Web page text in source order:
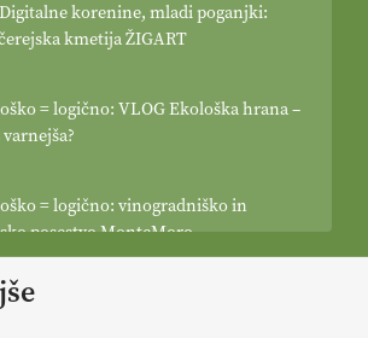
korenine, mladi poganjki:
kmetija ŽIGART
= logično: VLOG Ekološka hrana –
= logično: vinogradniško in
posestvo MonteMoro
= logično: ekološka kmetija